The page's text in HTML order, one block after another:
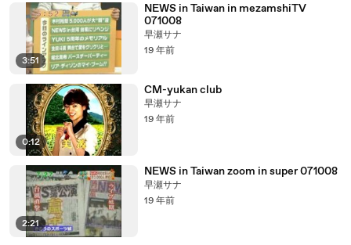
3:51
NEWS in Taiwan in mezamshiTV
071008
早瀬サナ
19 年前
0:12
CM-yukan club
早瀬サナ
19 年前
2:21
NEWS in Taiwan zoom in super 071008
早瀬サナ
19 年前